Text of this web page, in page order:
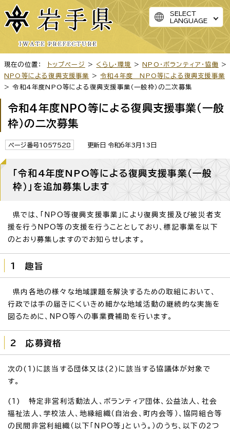
SELECT
LANGUAGE
現在の位置： トップページ > くらし・環境 >NPO・ボランティア・協働
>
NPO等による復興支援事業
>令和4年度 NPO等による復興支援事業
> 令和4年度NPO等による復興支援事業（一般枠）の二次募集
令和4年度NPO等による復興支援事業（一般
枠）の二次募集
ページ番号1057528 更新日 令和6年3月13日
「令和4年度NPO等による復興支援事業（一般
枠）」を追加募集します
県では、「NPO等復興支援事業」により復興支援及び被災者支
援を行うNPO等の支援を行うこととしており、標記事業を以下
のとおり募集しますのでお知らせします。
1 趣旨
県内各地の様々な地域課題を解決するための取組において、
行政では手の届きにくいきめ細かな地域活動の継続的な実施を
図るために、NPO等への事業費補助を行います。
2 応募資格
次の(1)に該当する団体又は(2)に該当する協議体が対象で
す。
(1) 特定非営利活動法人、ボランティア団体、公益法人、社会
福祉法人、学校法人、地縁組織（自治会、町内会等）、協同組合等
の民間非営利組織（以下「NPO等」という。）のうち、以下の2つ